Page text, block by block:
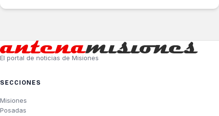
El portal de noticias de Misiones
SECCIONES
Misiones
Posadas